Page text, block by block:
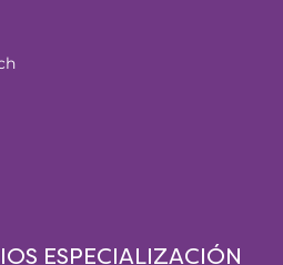
ESPECIALIZACIÓN